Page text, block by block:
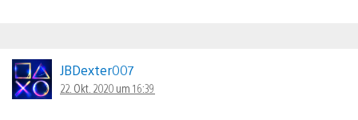
JBDexter007
22. Okt. 2020 um 16:39